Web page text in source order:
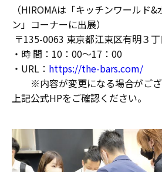
（HIROMAは「キッチンワールド
ン」コーナーに出展）
〒135-0063 東京都江東区有明３
・時 間：10：00～17：00
・URL： https://the-bars.com/
※内容が変更になる場合がござ
上記公式HPをご確認ください。